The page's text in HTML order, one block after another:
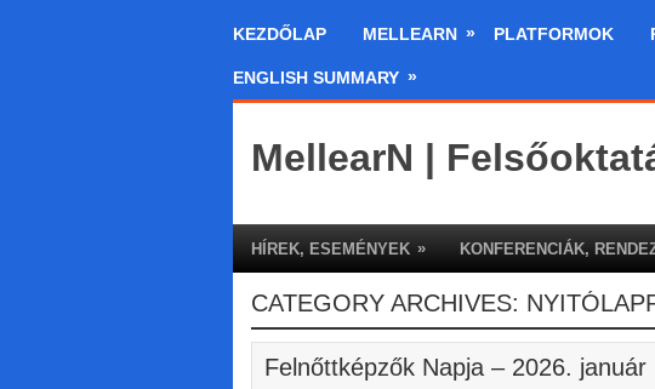
KEZDŐLAP MELLEARN » PLATFORMOK
ENGLISH SUMMARY »
MellearN |
HÍREK, ESEMÉNYEK » KONFERENCIÁK,
CATEGORY ARCHIVES:
Felnőttképzők Napja – 2026. január